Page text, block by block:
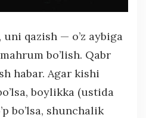
uni qazish — o’z aybiga
bo’lish. Qabr
habar. Agar kishi
boylikka (ustida
bo’lsa, shunchalik